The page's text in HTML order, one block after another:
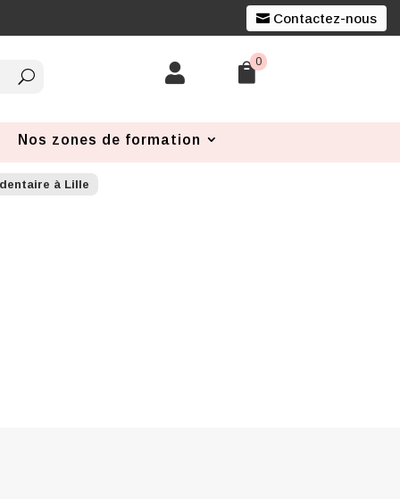
Contactez-nous
 0
Nos zones de formation
à Lille